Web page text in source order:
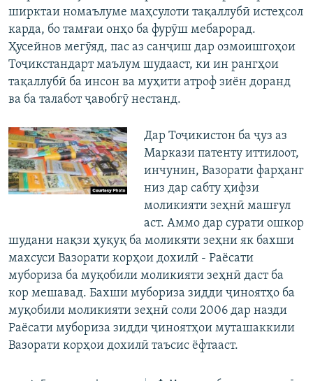
ширктаи номаълуме маҳсулоти тақаллубӣ истеҳсол
карда, бо тамғаи онҳо ба фурӯш мебарорад.
Ҳусейнов мегӯяд, пас аз санҷиш дар озмоишгоҳои
Тоҷикстандарт маълум шудааст, ки ин рангҳои
тақаллубӣ ба инсон ва муҳити атроф зиён доранд
ва ба талабот ҷавобгӯ нестанд.
Дар Тоҷикистон ба ҷуз аз
Маркази патенту иттилоот,
инчунин, Вазорати фарҳанг
низ дар сабту ҳифзи
моликияти зеҳнӣ машғул
аст. Аммо дар сурати ошкор
шудани нақзи ҳуқуқ ба моликяти зеҳни як бахши
махсуси Вазорати корҳои дохилӣ - Раёсати
мубориза ба муқобили моликияти зеҳнӣ даст ба
кор мешавад. Бахши мубориза зидди ҷиноятҳо ба
муқобили моликияти зеҳнӣ соли 2006 дар назди
Раёсати мубориза зидди ҷиноятҳои муташаккили
Вазорати корҳои дохилӣ таъсис ёфтааст.